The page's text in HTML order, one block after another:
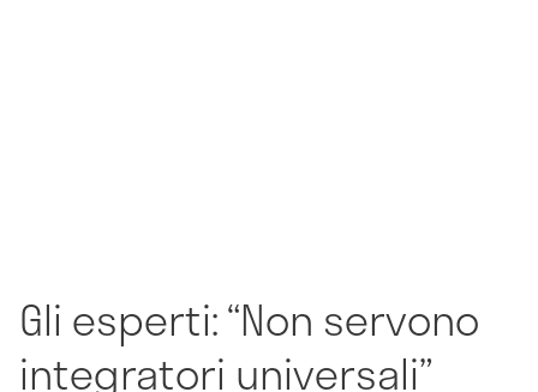
Gli esperti: “Non servono
integratori universali”